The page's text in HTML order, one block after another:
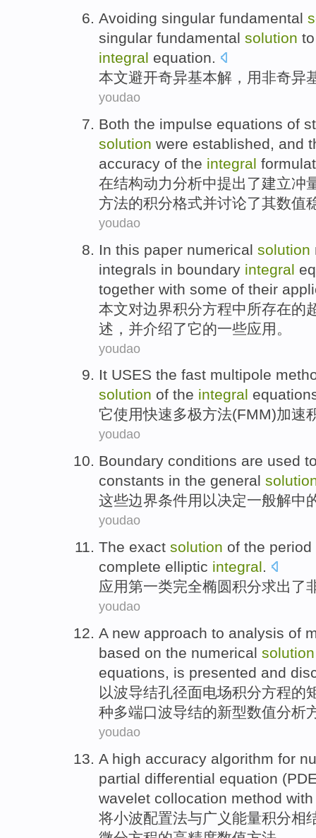
Avoiding singular fundamental
singular fundamental solution
integral equation.
本文避开奇异基本解 ， 用非奇异
youdao
Both the impulse equations of
solution were established, and
accuracy of the integral
在结构动力分析中提出了建立冲
方法的积分格式并讨论了其数值
youdao
In this paper numerical solution
integrals in boundary integral
together with some of their
本文对边界积分方程中所存在的
述 ，并介绍了它的一些应用。
youdao
It USES the fast multipole
solution of the integral
它使用快速多极方法(FMM)加速
youdao
Boundary conditions are used
constants in the general
这些边界条件用以决定一般解中
youdao
The exact solution of the period
complete elliptic integral.
应用第一类完全椭圆积分求出了
youdao
A new approach to analysis of
based on the numerical solution
equations, is presented and
以波导结孔径面电场积分方程的
种多端口波导结的新型数值分析
youdao
A high accuracy algorithm for
partial differential equation
wavelet collocation method with
将小波配置法与广义能量积分相